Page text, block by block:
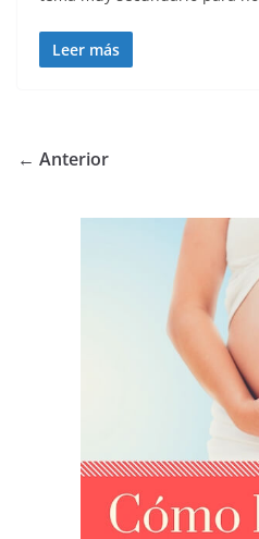
Leer más
← Anterior